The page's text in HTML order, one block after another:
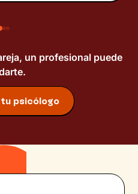
un profesional puede
psicólogo